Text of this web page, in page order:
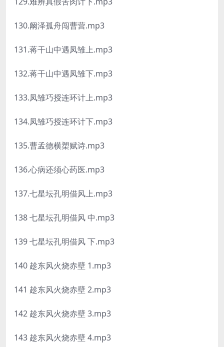
130.阚泽孤舟闯曹营.mp3
131.蒋干山中遇凤雏上.mp3
132.蒋干山中遇凤雏下.mp3
133.凤雏巧授连环计上.mp3
134.凤雏巧授连环计下.mp3
135.曹孟德横槊赋诗.mp3
136.心病还须心药医.mp3
137.七星坛孔明借风上.mp3
138 七星坛孔明借风 中.mp3
139 七星坛孔明借风 下.mp3
140 趁东风火烧赤壁 1.mp3
141 趁东风火烧赤壁 2.mp3
142 趁东风火烧赤壁 3.mp3
143 趁东风火烧赤壁 4.mp3